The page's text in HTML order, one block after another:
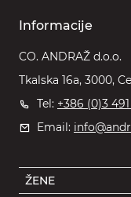
Informacije
CO. ANDRAŽ d.o.o.
Tkalska 16a, 3000,
Tel: +386 (0)3
Email:
ŽENE